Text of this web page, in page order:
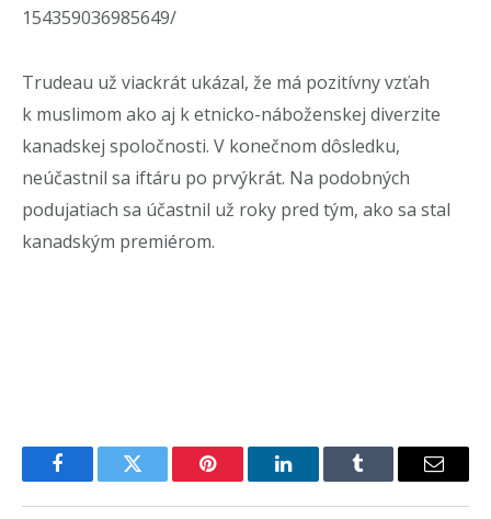
154359036985649/
Trudeau už viackrát ukázal, že má pozitívny vzťah
k muslimom ako aj k etnicko-náboženskej diverzite
kanadskej spoločnosti. V konečnom dôsledku,
neúčastnil sa iftáru po prvýkrát. Na podobných
podujatiach sa účastnil už roky pred tým, ako sa stal
kanadským premiérom.
FacebookTwitter Pinterest LinkedInTumblr Email